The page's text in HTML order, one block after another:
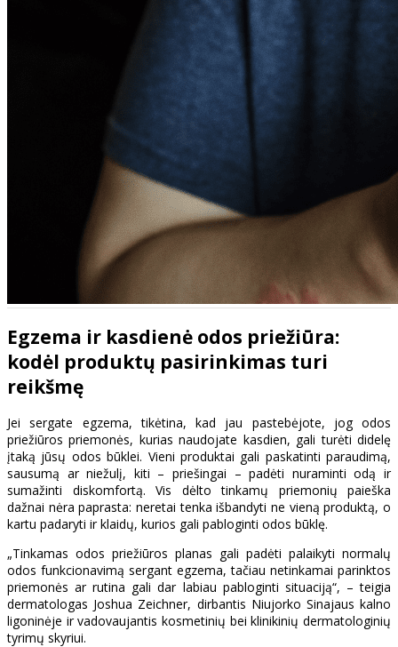
Egzema ir kasdienė odos priežiūra:
kodėl produktų pasirinkimas turi
reikšmę
Jei sergate egzema, tikėtina, kad jau pastebėjote, jog odos
priežiūros priemonės, kurias naudojate kasdien, gali turėti didelę
įtaką jūsų odos būklei. Vieni produktai gali paskatinti paraudimą,
sausumą ar niežulį, kiti – priešingai – padėti nuraminti odą ir
sumažinti diskomfortą. Vis dėlto tinkamų priemonių paieška
dažnai nėra paprasta: neretai tenka išbandyti ne vieną produktą, o
kartu padaryti ir klaidų, kurios gali pabloginti odos būklę.
„Tinkamas odos priežiūros planas gali padėti palaikyti normalų
odos funkcionavimą sergant egzema, tačiau netinkamai parinktos
priemonės ar rutina gali dar labiau pabloginti situaciją“, – teigia
dermatologas Joshua Zeichner, dirbantis Niujorko Sinajaus kalno
ligoninėje ir vadovaujantis kosmetinių bei klinikinių dermatologinių
tyrimų skyriui.